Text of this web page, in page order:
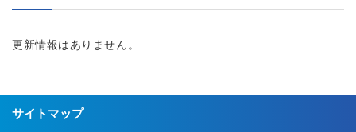
更新情報はありません。
サイトマップ